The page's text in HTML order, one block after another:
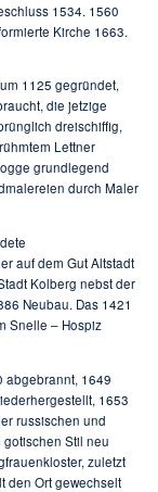
1534. 1560
Kirche 1663.
1125 gegründet,
die jetzige
dreischiffig,
Lettner
grundlegend
durch Maler
auf dem Gut Altstadt
Kolberg nebst der
Neubau. Das 1421
Snelle – Hospiz
abgebrannt, 1649
1653
russischen und
Stil neu
zuletzt
den Ort gewechselt